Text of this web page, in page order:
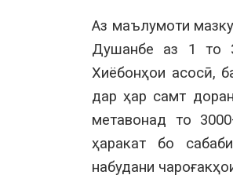
Аз маълумоти
Душанбе аз 1 то
Хиёбонҳои асосӣ,
дар ҳар самт
метавонад то
ҳаракат бо
набудани